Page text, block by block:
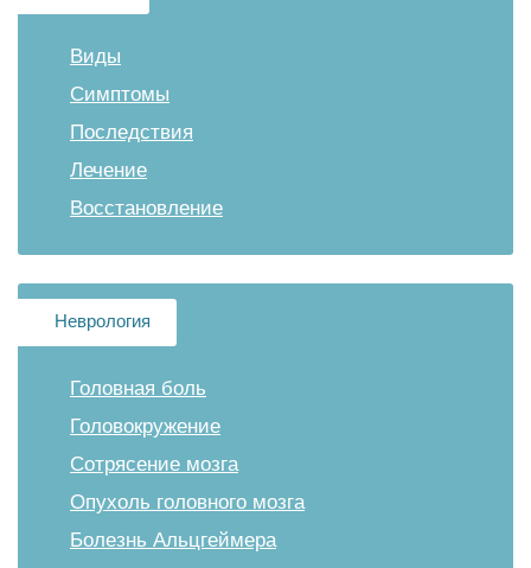
Виды
Симптомы
Последствия
Лечение
Восстановление
Неврология
Головная боль
Головокружение
Сотрясение мозга
Опухоль головного мозга
Болезнь Альцгеймера